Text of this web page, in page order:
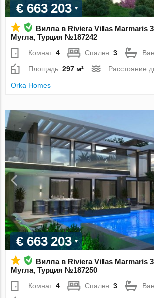
€ 663 203
Вилла в Riviera Villas Marmaris
Мугла, Турция №187242
Комнат:4 Спален:3
Площадь:297 м² Расстояние
Orka Homes
€ 663 203
Вилла в Riviera Villas Marmaris
Мугла, Турция №187250
Комнат:4 Спален:3